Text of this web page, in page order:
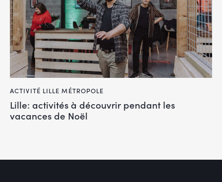
ACTIVITÉ LILLE MÉTROPOLE
Lille: activités à découvrir pendant les
vacances de Noël